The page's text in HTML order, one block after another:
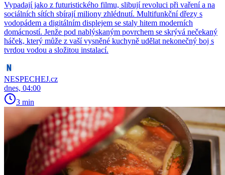
Vypadají jako z futuristického filmu, slibují revoluci při vaření a na
sociálních sítích sbírají miliony zhlédnutí. Multifunkční dřezy s
vodopádem a digitálním displejem se staly hitem moderních
domácností. Jenže pod nablýskaným povrchem se skrývá nečekaný
háček, který může z vaší vysněné kuchyně udělat nekonečný boj s
tvrdou vodou a složitou instalací.
NESPECHEJ.cz
dnes, 04:00
3 min